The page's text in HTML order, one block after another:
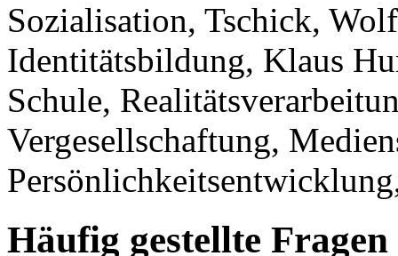
Sozialisation, Tschick,
Identitätsbildung, Klaus
Schule,
Vergesellschaftung,
Häufig gestellte Fragen